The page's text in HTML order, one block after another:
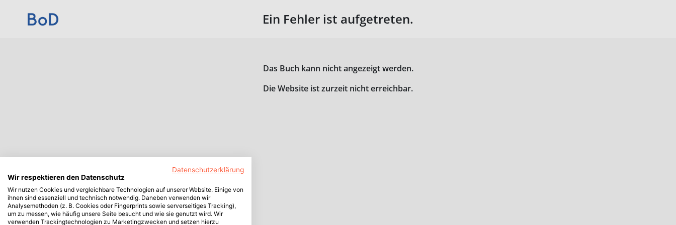
Ein Fehler ist aufgetreten.
Das Buch kann nicht angezeigt werden.
Die Website ist zurzeit nicht erreichbar.
Datenschutzerklärung
Wir respektieren den Datenschutz
Wir nutzen Cookies und vergleichbare Technologien auf unserer Website. Einige von
ihnen sind essenziell und technisch notwendig. Daneben verwenden wir
Analysemethoden (z. B. Cookies oder Fingerprints sowie serverseitiges Tracking),
um zu messen, wie häufig unsere Seite besucht und wie sie genutzt wird. Wir
verwenden Trackingtechnologien zu Marketingzwecken und setzen hierzu